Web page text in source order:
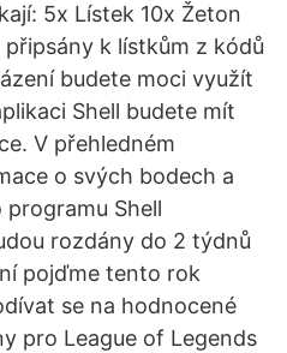
5x Lístek 10x Žeton
k lístkům z kódů
budete moci využít
Shell budete mít
V přehledném
o svých bodech a
Shell
rozdány do 2 týdnů
pojďme tento rok
se na hodnocené
pro League of Legends